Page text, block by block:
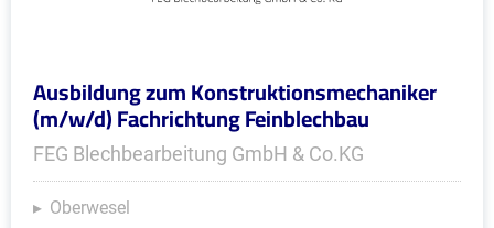
Ausbildung zum Konstruktionsmechaniker
(m/w/d) Fachrichtung Feinblechbau
FEG Blechbearbeitung GmbH & Co.KG
Oberwesel